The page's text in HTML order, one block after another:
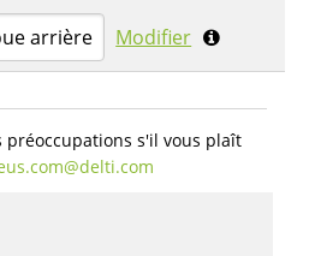
arrière Modifier
préoccupations s'il vous plaît